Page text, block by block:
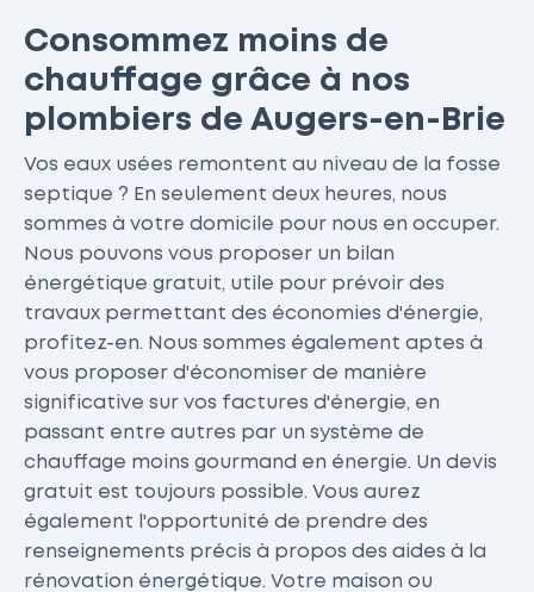
Consommez moins de
chauffage grâce à nos
plombiers de Augers-en-Brie
Vos eaux usées remontent au niveau de la fosse
septique ? En seulement deux heures, nous
sommes à votre domicile pour nous en occuper.
Nous pouvons vous proposer un bilan
énergétique gratuit, utile pour prévoir des
travaux permettant des économies d'énergie,
profitez-en. Nous sommes également aptes à
vous proposer d'économiser de manière
significative sur vos factures d'énergie, en
passant entre autres par un système de
chauffage moins gourmand en énergie. Un devis
gratuit est toujours possible. Vous aurez
également l'opportunité de prendre des
renseignements précis à propos des aides à la
rénovation énergétique. Votre maison ou